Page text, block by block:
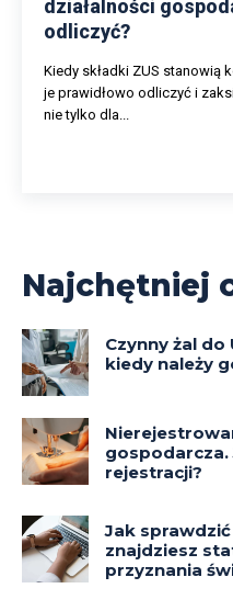
działalności
odliczyć?
Kiedy składki ZUS stanowią
je prawidłowo odliczyć i
nie tylko dla...
Najchętniej
Czynny żal
kiedy należy
gospodarcza.
rejestracji?
Jak sprawdzić
znajdziesz
przyznania